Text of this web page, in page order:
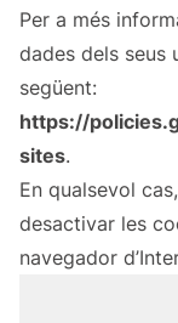
Per a més
dades dels seus
següent:
https://
sites.
En qualsevol
desactivar les
navegador